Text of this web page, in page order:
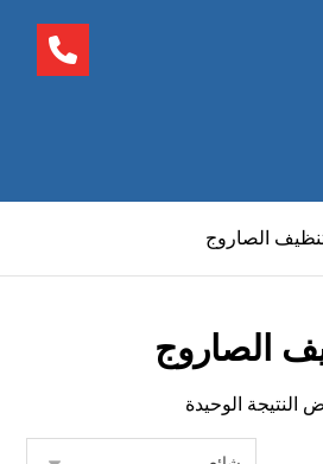
الصاروج
الصاروج
النتيجة الوحيدة